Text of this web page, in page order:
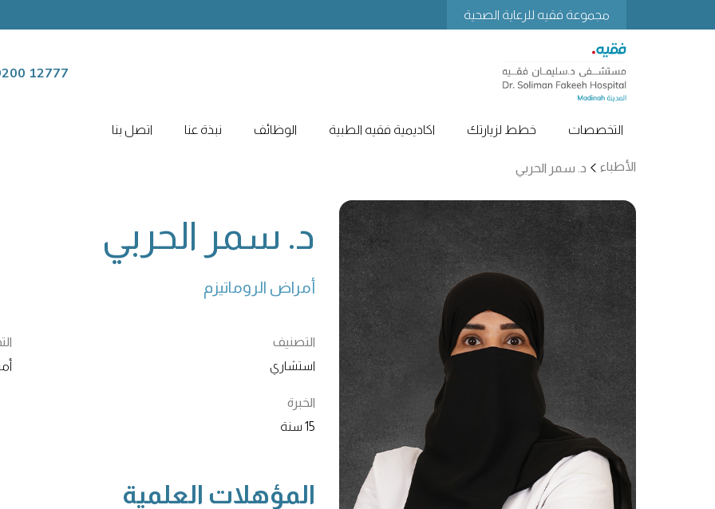
مجموعة فقيه للرعاية الصحية
12777 9200
التخصصات خطط لزيارتك اكاديمية فقيه الطبية الوظائف نبذة عنا اتصل بنا
الأطباء د. سمر الحربي
د. سمر الحربي
أمراض الروماتيزم
التصنيف
استشاري
الخبرة
15 سنة
المؤهلات العلمية